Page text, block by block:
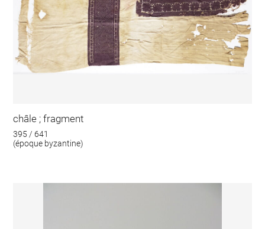
châle ; fragment
395 / 641
(époque byzantine)